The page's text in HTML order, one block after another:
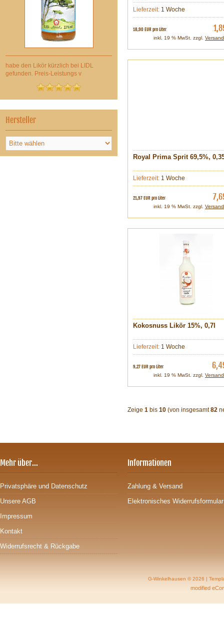
habe den Likör kürzlich bei LIDL
gefunden. Preis-Leistungs v
Hersteller
Lieferzeit: 1 Woche
18,90 EUR pro Liter
inkl. 19 % MwSt. zzgl.
Royal Prima Sprit 69,5%,
Lieferzeit: 1 Woche
21,97 EUR pro Liter
inkl. 19 % MwSt. zzgl.
Kokosnuss Likör 15%, 0,7l
Lieferzeit: 1 Woche
9,27 EUR pro Liter
inkl. 19 % MwSt. zzgl.
Zeige 1 bis 10 (von insgesamt82
Mehr über...
Privatsphäre und Datenschutz
Unsere AGB
Impressum
Kontakt
Widerrufsrecht & Rückgabe
Informationen
Zahlung & Versand
Elektronisches Widerrufsformular
G-Winkelhausen © 2026 |
modified